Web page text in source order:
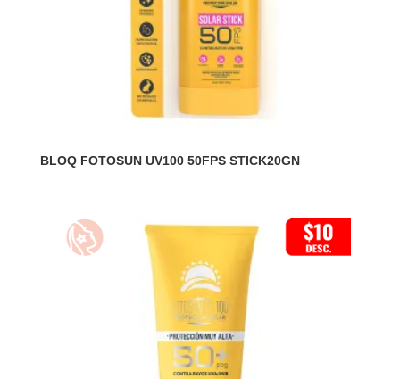
BLOQ FOTOSUN UV100 50FPS STICK20GN